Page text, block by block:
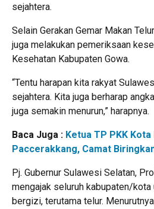
sejahtera.
Selain Gerakan Gemar Makan
juga melakukan pemeriksaan
Kesehatan Kabupaten Gowa.
“Tentu harapan kita rakyat
sejahtera. Kita juga berharap
juga semakin menurun,” harapnya.
Baca Juga : Ketua TP PKK
Paccerakkang, Camat
Pj. Gubernur Sulawesi Selatan,
mengajak seluruh kabupaten/kota
bergizi, terutama telur.